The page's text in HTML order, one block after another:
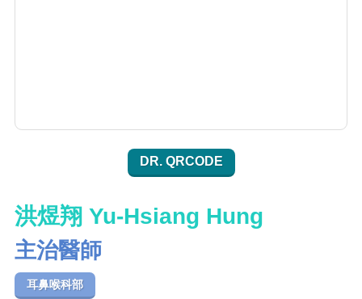
DR. QRCODE
洪煜翔 Yu-Hsiang Hung
主治醫師
耳鼻喉科部